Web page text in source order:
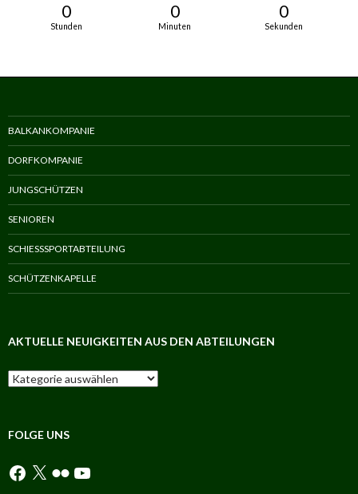
0
Stunden
0
Minuten
0
Sekunden
BALKANKOMPANIE
DORFKOMPANIE
JUNGSCHÜTZEN
SENIOREN
SCHIESSSPORTABTEILUNG
SCHÜTZENKAPELLE
AKTUELLE NEUIGKEITEN AUS DEN ABTEILUNGEN
Aktuelle
Neuigkeiten
Abteilungen
FOLGE UNS
Facebook
X FlickrYouTube